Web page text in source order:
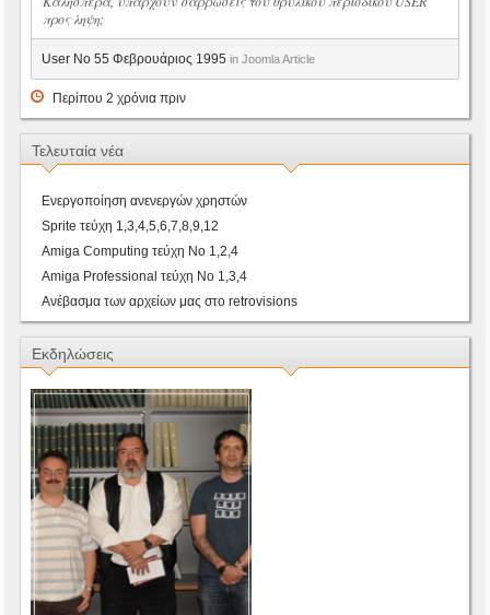
προς ληψη;
User No 55 Φεβρουάριος 1995 in Joomla Article
Περίπου 2 χρόνια πριν
Τελευταία νέα
Ενεργοποίηση ανενεργών χρηστών
Sprite τεύχη 1,3,4,5,6,7,8,9,12
Amiga Computing τεύχη Νο 1,2,4
Amiga Professional τεύχη Νο 1,3,4
Ανέβασμα των αρχείων μας στο retrovisions
Εκδηλώσεις